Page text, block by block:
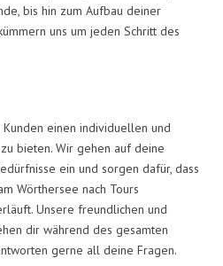
bis hin zum Aufbau deiner
uns um jeden Schritt des
einen individuellen und
bieten. Wir gehen auf deine
ein und sorgen dafür, dass
Wörthersee nach Tours
Unsere freundlichen und
dir während des gesamten
gerne all deine Fragen.